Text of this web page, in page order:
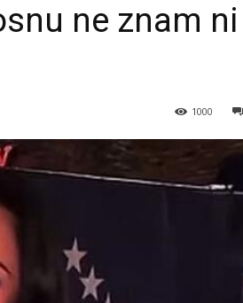
ne znam ni
1000